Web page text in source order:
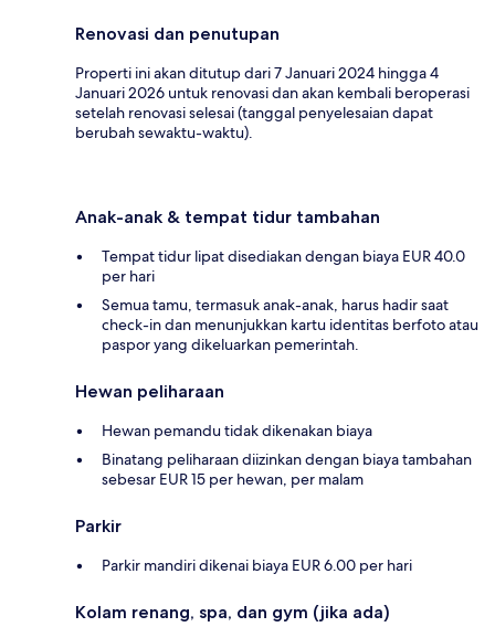
Renovasi dan penutupan
Properti ini akan ditutup dari 7 Januari 2024 hingga 4
Januari 2026 untuk renovasi dan akan kembali beroperasi
setelah renovasi selesai (tanggal penyelesaian dapat
berubah sewaktu-waktu).
Anak-anak & tempat tidur tambahan
Tempat tidur lipat disediakan dengan biaya EUR 40.0
per hari
Semua tamu, termasuk anak-anak, harus hadir saat
check-in dan menunjukkan kartu identitas berfoto atau
paspor yang dikeluarkan pemerintah.
Hewan peliharaan
Hewan pemandu tidak dikenakan biaya
Binatang peliharaan diizinkan dengan biaya tambahan
sebesar EUR 15 per hewan, per malam
Parkir
Parkir mandiri dikenai biaya EUR 6.00 per hari
Kolam renang, spa, dan gym (jika ada)